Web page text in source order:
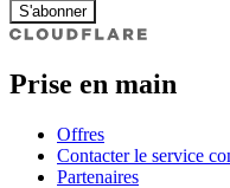
S'abonner
Prise en main
Offres
Contacter le service
Partenaires